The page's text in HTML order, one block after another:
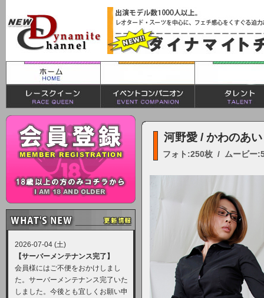
2026-07-04 (土)
【サーバーメンテナンス完了】
会員様にはご不便をおかけしまし
た。サーバーメンテナンス完了いた
しました。今後とも宜しくお願い申
河野愛 / かわのあい
フォト:250枚 / ムービー